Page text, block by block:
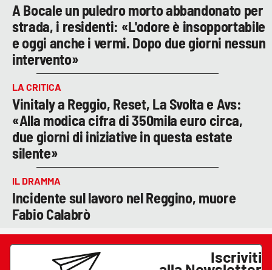
A Bocale un puledro morto abbandonato per
strada, i residenti: «L'odore è insopportabile
e oggi anche i vermi. Dopo due giorni nessun
intervento»
LA CRITICA
Vinitaly a Reggio, Reset, La Svolta e Avs:
«Alla modica cifra di 350mila euro circa,
due giorni di iniziative in questa estate
silente»
IL DRAMMA
Incidente sul lavoro nel Reggino, muore
Fabio Calabrò
Iscriviti